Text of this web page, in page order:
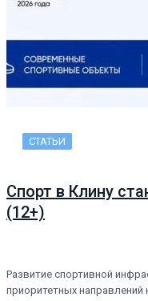
СТАТЬИ
Спорт в Клину
(12+)
Развитие спортивной
приоритетных